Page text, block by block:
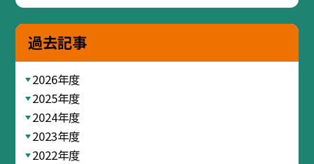
過去記事
2026年度
2025年度
2024年度
2023年度
2022年度